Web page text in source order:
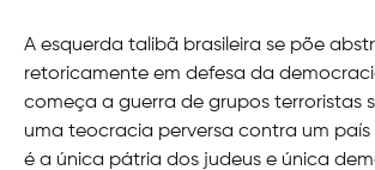
A esquerda talibã brasileira se põe
retoricamente em defesa da
começa a guerra de grupos terroristas
uma teocracia perversa contra um país
é a única pátria dos judeus e única